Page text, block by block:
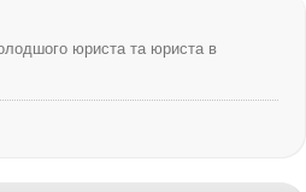
юриста та юриста в